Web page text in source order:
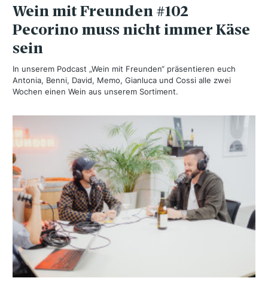
Wein mit Freunden #102
Pecorino muss nicht immer Käse
sein
In unserem Podcast „Wein mit Freunden“ präsentieren euch
Antonia, Benni, David, Memo, Gianluca und Cossi alle zwei
Wochen einen Wein aus unserem Sortiment.